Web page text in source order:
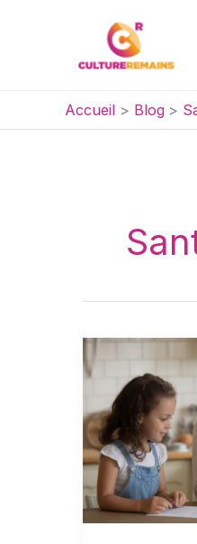
Accueil Blog
Qui
peut
bénéficier
de
la
CMU-
C
et